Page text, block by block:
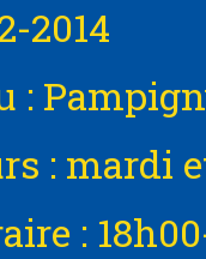
2014
:
: mardi
: